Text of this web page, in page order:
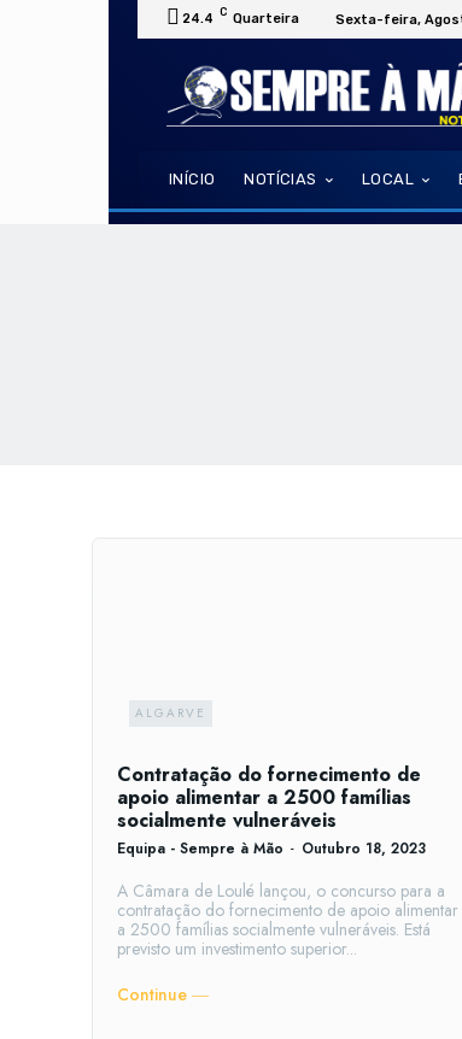
24.4 C Quarteira Sexta-feira,
INÍCIO NOTÍCIAS LOCAL
ALGARVE
Contratação do fornecimento de
apoio alimentar a 2500 famílias
socialmente vulneráveis
Equipa - Sempre à Mão - Outubro 18, 2023
A Câmara de Loulé lançou, o concurso para a
contratação do fornecimento de apoio alimentar
a 2500 famílias socialmente vulneráveis. Está
previsto um investimento superior...
Continue ―